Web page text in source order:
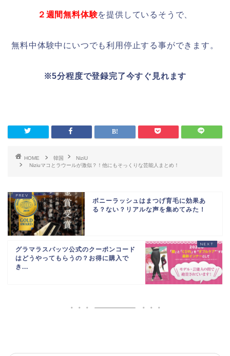
２週間無料体験を提供しているそうで、
無料中体験中にいつでも利用停止する事ができます。
※5分程度で登録完了今すぐ見れます
HOME 韓国
NiziU
Niziuマコとラウールが激似？！他にもそっくりな芸能人まとめ！
ボニーラッシュはまつげ育毛に効果あ
る？ない？リアルな声を集めてみた！
グラマラスパッツ公式のクーポンコード
はどうやってもらうの？お得に購入で
き...